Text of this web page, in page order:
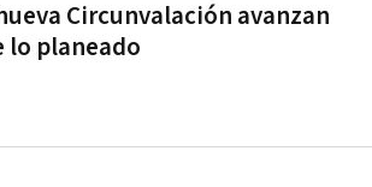
Circunvalación avanzan
lo planeado